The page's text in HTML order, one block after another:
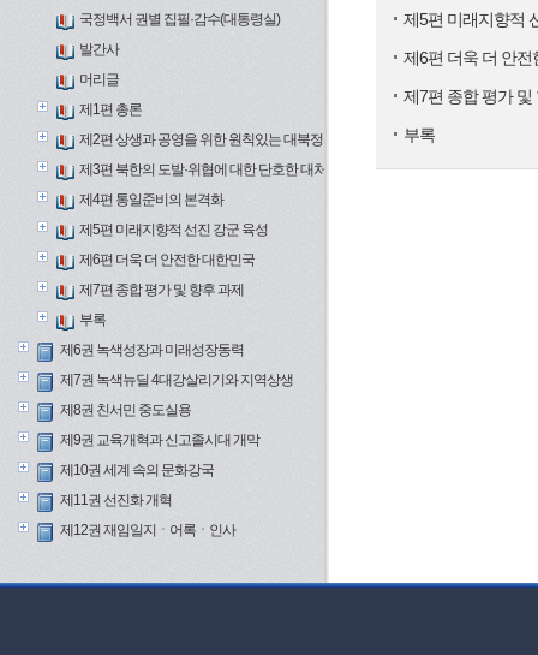
국정백서 권별 집필·감수(대통령실)
발간사
머리글
제1편 총론
제2편 상생과 공영을 위한 원칙있는 대북정책
제3편 북한의 도발·위협에 대한 단호한 대처
제4편 통일준비의 본격화
제5편 미래지향적 선진 강군 육성
제6편 더욱 더 안전한 대한민국
제7편 종합 평가 및 향후 과제
부록
제6권 녹색성장과 미래성장동력
제7권 녹색뉴딜 4대강살리기와 지역상생
제8권 친서민 중도실용
제9권 교육개혁과 신고졸시대 개막
제10권 세계 속의 문화강국
제11권 선진화 개혁
제12권 재임일지ㆍ어록ㆍ인사
제5편 미래지향적
제6편 더욱 더 안전
제7편 종합 평가 및
부록